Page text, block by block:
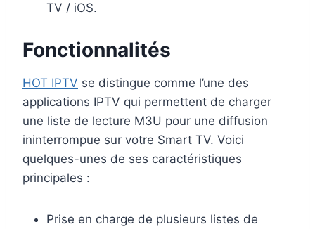
TV / iOS.
Fonctionnalités
HOT IPTV se distingue comme l’une des
applications IPTV qui permettent de charger
une liste de lecture M3U pour une diffusion
ininterrompue sur votre Smart TV. Voici
quelques-unes de ses caractéristiques
principales :
Prise en charge de plusieurs listes de